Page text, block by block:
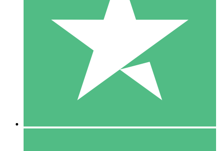
Pacchetti di Crediti Individuali
Paga a consumo con crediti di download. Nessun impegno
1 Download
10
US$1500